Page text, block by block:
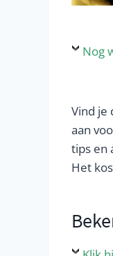
Nog
Vind je
aan
tips en
Het